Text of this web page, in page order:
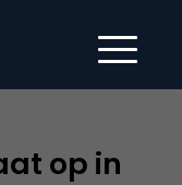
op in